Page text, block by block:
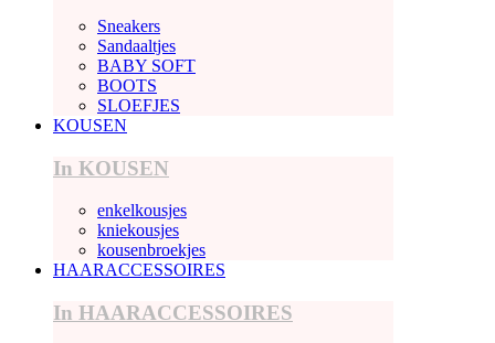
Sneakers
Sandaaltjes
BABY SOFT
BOOTS
SLOEFJES
KOUSEN
In KOUSEN
enkelkousjes
kniekousjes
kousenbroekjes
HAARACCESSOIRES
In HAARACCESSOIRES